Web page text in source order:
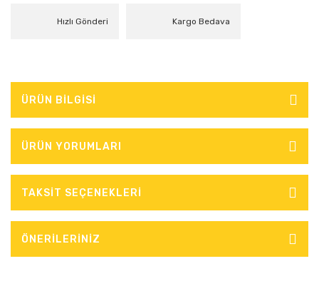
Hızlı Gönderi Kargo Bedava
ÜRÜN BİLGİSİ
ÜRÜN YORUMLARI
TAKSİT SEÇENEKLERİ
ÖNERİLERİNİZ